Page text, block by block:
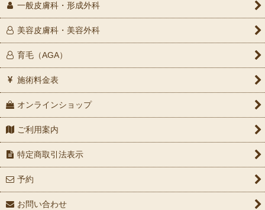
LINE会員10％割引
LINE会員20％割引
一般皮膚科・形成外科
美容皮膚科・美容外科
育毛（AGA）
施術料金表
オンラインショップ
ご利用案内
特定商取引法表示
予約
お問い合わせ